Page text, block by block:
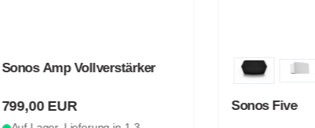
Sonos Amp Vollverstärker
799,00 EUR Sonos Five